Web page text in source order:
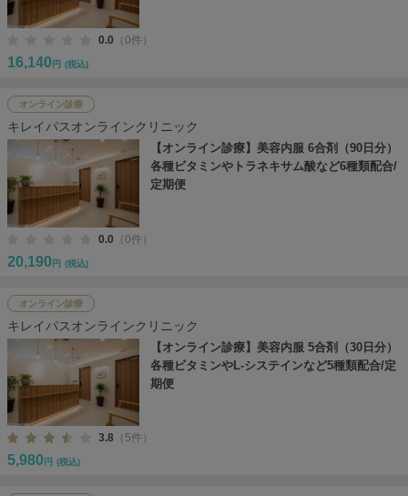
0.0 （0件）
16,140 円 (税込)
オンライン診療
キレイパスオンラインクリニック
【オンライン診療】美容内服 6合剤（90日分）
各種ビタミンやトラネキサム酸など6種類配合/
定期便
0.0 （0件）
20,190 円 (税込)
オンライン診療
キレイパスオンラインクリニック
【オンライン診療】美容内服 5合剤（30日分）
各種ビタミンやL-システインなど5種類配合/定
期便
3.8 （5件）
5,980 円 (税込)